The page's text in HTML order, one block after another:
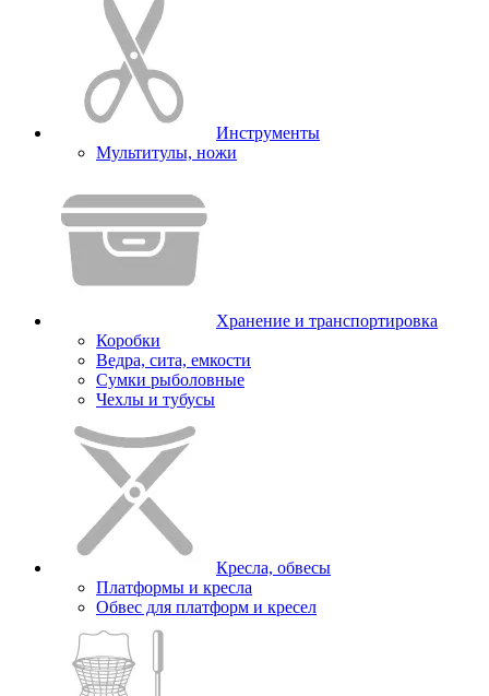
Инструменты
Мультитулы, ножи
Хранение и транспортировка
Коробки
Ведра, сита, емкости
Сумки рыболовные
Чехлы и тубусы
Кресла, обвесы
Платформы и кресла
Обвес для платформ и кресел